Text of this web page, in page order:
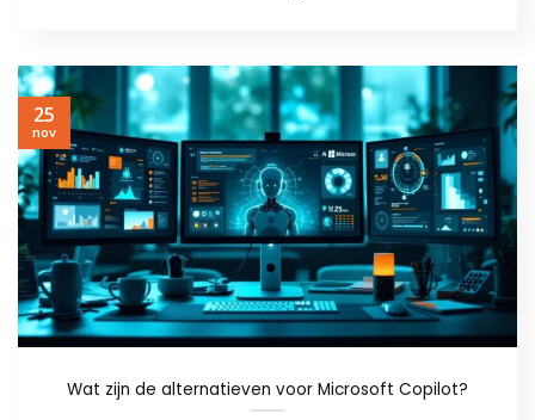
Wat zijn de alternatieven voor Microsoft Copilot?
25
nov